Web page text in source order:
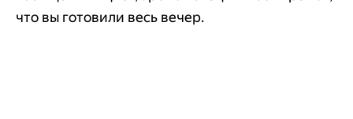
что вы готовили весь вечер.